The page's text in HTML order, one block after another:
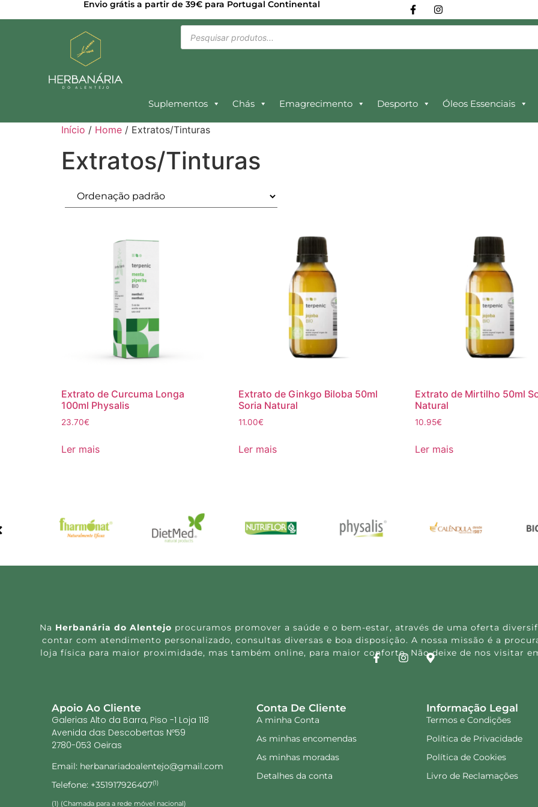
Envio grátis a partir de 39€ para Portugal Continental
Suplementos Chás Emagrecimento Desporto Óleos Essenciais
Início / Home / Extratos/Tinturas
Extratos/Tinturas
Extrato de Curcuma Longa
100ml Physalis
23.70€
Ler mais
Extrato de Ginkgo Biloba 50ml
Soria Natural
11.00€
Ler mais
Extrato de Mirtilho 50ml
Natural
10.95€
Ler mais
Na Herbanária do Alentejo procuramos promover a saúde e o bem-estar, através de uma oferta
contar com atendimento personalizado, consultas diversas e boa disposição. A nossa missão é a
loja física para maior proximidade, mas também online, para maior conforto. Não deixe de nos visitar
Apoio Ao Cliente
Galerias Alto da Barra, Piso -1 Loja 118
Avenida das Descobertas Nº59
2780-053 Oeiras
Email: herbanariadoalentejo@gmail.com
Telefone: +351917926407(1)
(1) (Chamada para a rede móvel nacional)
Conta De Cliente
A minha Conta
As minhas encomendas
As minhas moradas
Detalhes da conta
Informação Legal
Termos e Condições
Política de Privacidade
Política de Cookies
Livro de Reclamações